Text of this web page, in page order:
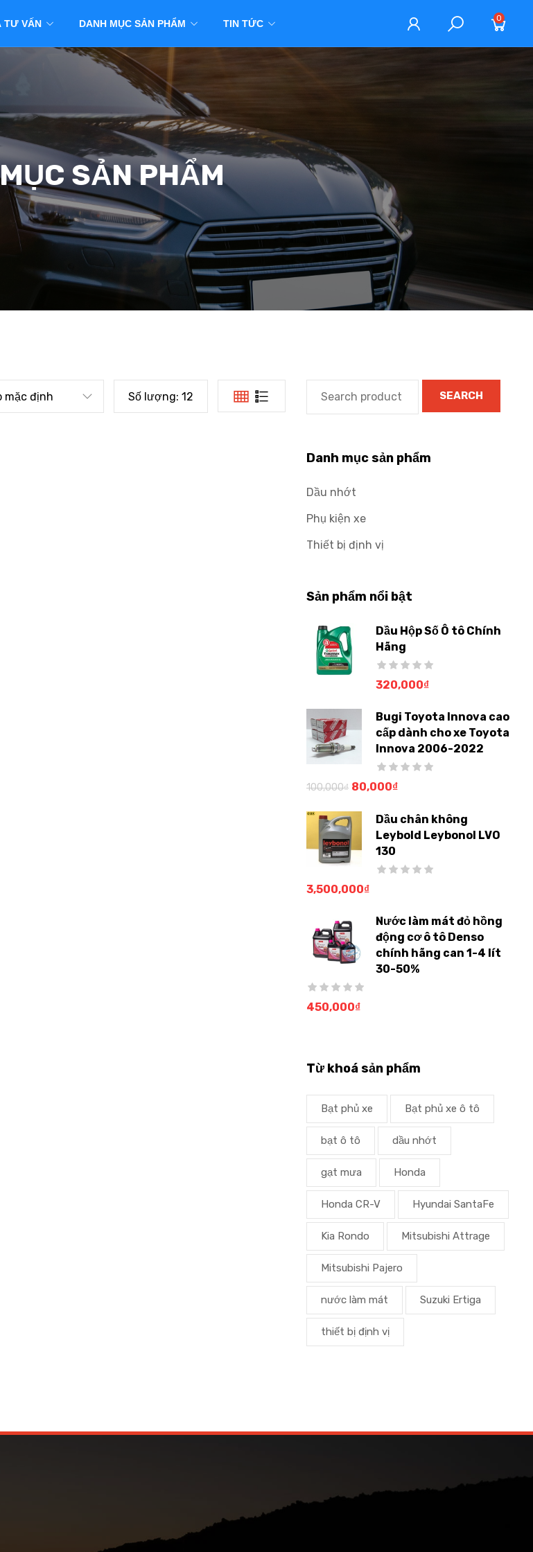
TƯ VẤN DANH MỤC SẢN PHẨM TIN TỨC 0
SẢN PHẨM
mặc định Số lượng: 12 SEARCH
Danh mục sản phẩm
Dầu nhớt
Phụ kiện xe
Thiết bị định vị
Sản phẩm nổi bật
Dầu Hộp Số Ô tô Chính
Hãng
320,000₫
Bugi Toyota Innova cao
cấp dành cho xe Toyota
Innova 2006-2022
100,000₫ 80,000₫
Dầu chân không
Leybold Leybonol LVO
130
3,500,000₫
Nước làm mát đỏ hồng
động cơ ô tô Denso
chính hãng can 1-4 lít
30-50%
450,000₫
Từ khoá sản phẩm
Bạt phủ xe Bạt phủ xe ô tô
bạt ô tô dầu nhớt
gạt mưa Honda
Honda CR-V Hyundai SantaFe
Kia Rondo Mitsubishi Attrage
Mitsubishi Pajero
nước làm mát Suzuki Ertiga
thiết bị định vị